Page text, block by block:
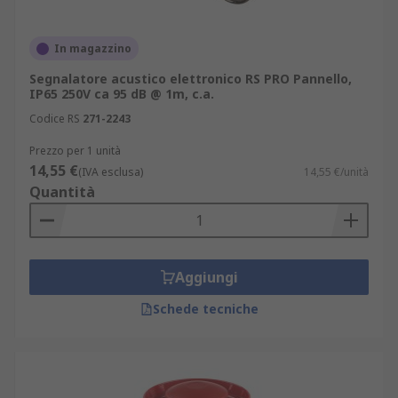
segnalatori acustici
A seconda delle esigenze applicative, i
segnalatori acustici possono essere installati con
diverse modalità:
montaggio a pannello;
montaggio a parete;
montaggio su circuito stampato (PCB);
montaggio a staffa;
fissaggio a guida DIN;
In magazzino
Segnalatore acustico elettronico RS PRO Pannello,
IP65 250V ca 95 dB @ 1m, c.a.
Codice RS 271-2243
Prezzo per 1 unità
14,55 €(IVA esclusa) 14,55 €/unità
Quantità
Aggiungi
Schede tecniche